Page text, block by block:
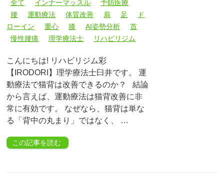
全て
インナーマッスル
予防医療
腰
運動療法 体質改善 肩 足
ド
ローイン
重心 膝 AI姿勢分析
首
慢性腰痛
理学療法士 リハビリジム
こんにちは! リハビリジム彩
【IRODORI】理学療法士臼井です。 運
動療法で猫背は改善できるのか？ 結論
から言えば、運動療法は猫背改善に非
常に有効です。 なぜなら、猫背は単な
る「背中の丸まり」ではなく、 …
この記事を読む